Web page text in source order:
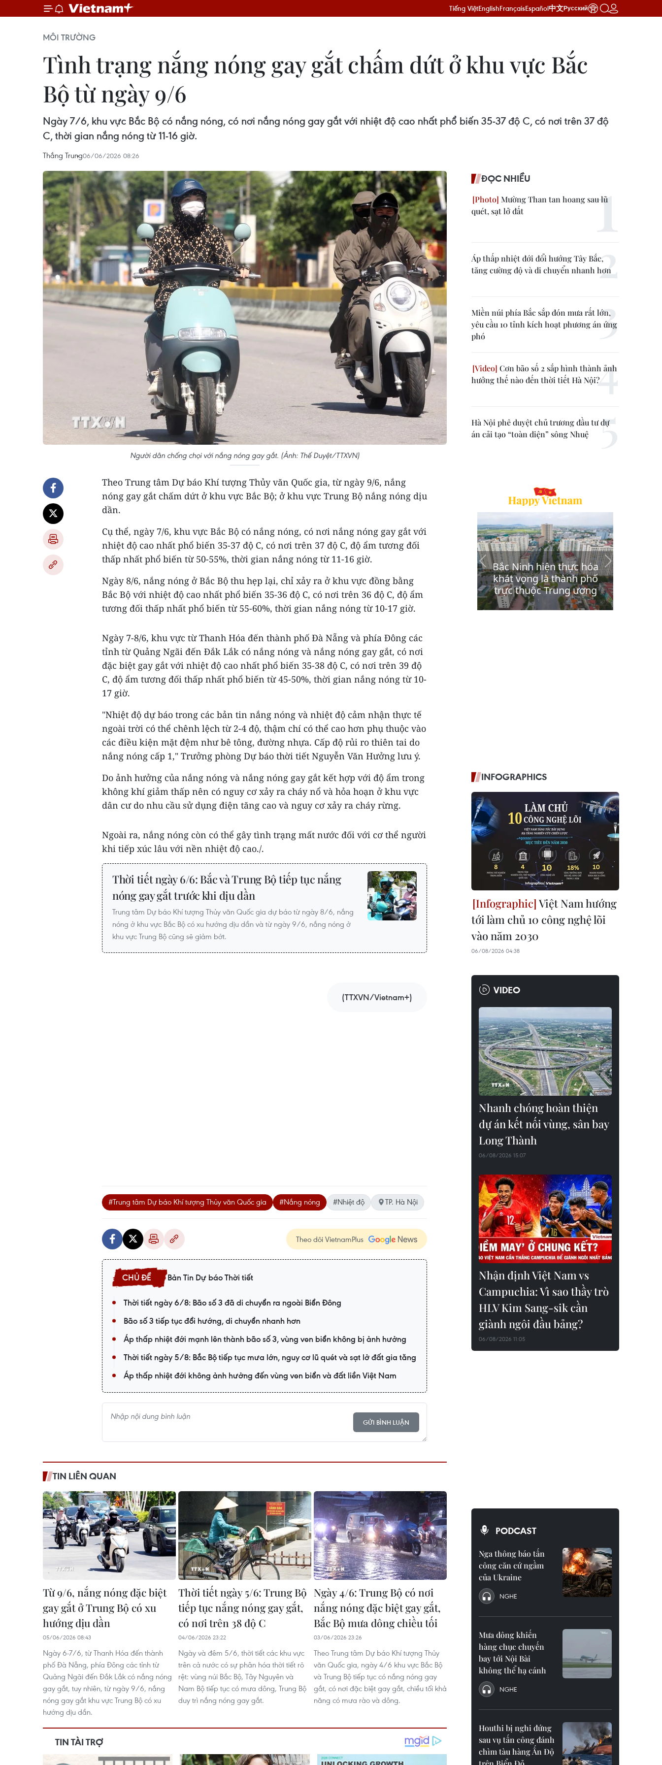
Tiếng ViệtEnglishFrançaisEspañol中文Русский
MÔI TRƯỜNG
Tình trạng nắng nóng gay gắt chấm dứt ở khu vực Bắc
Bộ từ ngày 9/6
Ngày 7/6, khu vực Bắc Bộ có nắng nóng, có nơi nắng nóng gay gắt với nhiệt độ cao nhất phổ biến 35-37 độ C, có nơi trên 37 độ
C, thời gian nắng nóng từ 11-16 giờ.
Thắng Trung06/06/2026 08:26
Người dân chống chọi với nắng nóng gay gắt. (Ảnh: Thế Duyệt/TTXVN)
Theo Trung tâm Dự báo Khí tượng Thủy văn Quốc gia, từ ngày 9/6, nắng
nóng gay gắt chấm dứt ở khu vực Bắc Bộ; ở khu vực Trung Bộ nắng nóng dịu
dần.
Cụ thể, ngày 7/6, khu vực Bắc Bộ có nắng nóng, có nơi nắng nóng gay gắt với
nhiệt độ cao nhất phổ biến 35-37 độ C, có nơi trên 37 độ C, độ ẩm tương đối
thấp nhất phổ biến từ 50-55%, thời gian nắng nóng từ 11-16 giờ.
Ngày 8/6, nắng nóng ở Bắc Bộ thu hẹp lại, chỉ xảy ra ở khu vực đồng bằng
Bắc Bộ với nhiệt độ cao nhất phổ biến 35-36 độ C, có nơi trên 36 độ C, độ ẩm
tương đối thấp nhất phổ biến từ 55-60%, thời gian nắng nóng từ 10-17 giờ.
Ngày 7-8/6, khu vực từ Thanh Hóa đến thành phố Đà Nẵng và phía Đông các
tỉnh từ Quảng Ngãi đến Đắk Lắk có nắng nóng và nắng nóng gay gắt, có nơi
đặc biệt gay gắt với nhiệt độ cao nhất phổ biến 35-38 độ C, có nơi trên 39 độ
C, độ ẩm tương đối thấp nhất phổ biến từ 45-50%, thời gian nắng nóng từ 10-
17 giờ.
"Nhiệt độ dự báo trong các bản tin nắng nóng và nhiệt độ cảm nhận thực tế
ngoài trời có thể chênh lệch từ 2-4 độ, thậm chí có thể cao hơn phụ thuộc vào
các điều kiện mặt đệm như bê tông, đường nhựa. Cấp độ rủi ro thiên tai do
nắng nóng cấp 1," Trưởng phòng Dự báo thời tiết Nguyễn Văn Hưởng lưu ý.
Do ảnh hưởng của nắng nóng và nắng nóng gay gắt kết hợp với độ ẩm trong
không khí giảm thấp nên có nguy cơ xảy ra cháy nổ và hỏa hoạn ở khu vực
dân cư do nhu cầu sử dụng điện tăng cao và nguy cơ xảy ra cháy rừng.
Ngoài ra, nắng nóng còn có thể gây tình trạng mất nước đối với cơ thể người
khi tiếp xúc lâu với nền nhiệt độ cao./.
Thời tiết ngày 6/6: Bắc và Trung Bộ tiếp tục nắng
nóng gay gắt trước khi dịu dần
Trung tâm Dự báo Khí tượng Thủy văn Quốc gia dự báo từ ngày 8/6, nắng
nóng ở khu vực Bắc Bộ có xu hướng dịu dần và từ ngày 9/6, nắng nóng ở
khu vực Trung Bộ cũng sẽ giảm bớt.
(TTXVN/Vietnam+)
#Trung tâm Dự báo Khí tượng Thủy văn Quốc gia #Nắng nóng #Nhiệt độ TP. Hà Nội
Theo dõi VietnamPlus
Bản Tin Dự báo Thời tiết
Thời tiết ngày 6/8: Bão số 3 đã di chuyển ra ngoài Biển Đông
Bão số 3 tiếp tục đổi hướng, di chuyển nhanh hơn
Áp thấp nhiệt đới mạnh lên thành bão số 3, vùng ven biển không bị ảnh hưởng
Thời tiết ngày 5/8: Bắc Bộ tiếp tục mưa lớn, nguy cơ lũ quét và sạt lở đất gia tăng
Áp thấp nhiệt đới không ảnh hưởng đến vùng ven biển và đất liền Việt Nam
GỬI BÌNH LUẬN
TIN LIÊN QUAN
Từ 9/6, nắng nóng đặc biệt
gay gắt ở Trung Bộ có xu
hướng dịu dần
05/06/2026 08:43
Ngày 6-7/6, từ Thanh Hóa đến thành
phố Đà Nẵng, phía Đông các tỉnh từ
Quảng Ngãi đến Đắk Lắk có nắng nóng
gay gắt, tuy nhiên, từ ngày 9/6, nắng
nóng gay gắt khu vực Trung Bộ có xu
hướng dịu dần.
Thời tiết ngày 5/6: Trung Bộ
tiếp tục nắng nóng gay gắt,
có nơi trên 38 độ C
04/06/2026 23:22
Ngày và đêm 5/6, thời tiết các khu vực
trên cả nước có sự phân hóa thời tiết rõ
rệt: vùng núi Bắc Bộ, Tây Nguyên và
Nam Bộ tiếp tục có mưa dông, Trung Bộ
duy trì nắng nóng gay gắt.
Ngày 4/6: Trung Bộ có nơi
nắng nóng đặc biệt gay gắt,
Bắc Bộ mưa dông chiều tối
03/06/2026 23:26
Theo Trung tâm Dự báo Khí tượng Thủy
văn Quốc gia, ngày 4/6 khu vực Bắc Bộ
và Trung Bộ tiếp tục có nắng nóng gay
gắt, có nơi đặc biệt gay gắt, chiều tối khả
năng có mưa rào và dông.
ĐỌC NHIỀU
Mường Than tan hoang sau lũ
quét, sạt lở đất
Áp thấp nhiệt đới đổi hướng Tây Bắc,
tăng cường độ và di chuyển nhanh hơn
Miền núi phía Bắc sắp đón mưa rất lớn,
yêu cầu 10 tỉnh kích hoạt phương án ứng
phó
Cơn bão số 2 sắp hình thành ảnh
hưởng thế nào đến thời tiết Hà Nội?
Hà Nội phê duyệt chủ trương đầu tư dự
án cải tạo “toàn diện” sông Nhuệ
INFOGRAPHICS
Việt Nam hướng
tới làm chủ 10 công nghệ lõi
vào năm 2030
06/08/2026 04:38
VIDEO
Nhanh chóng hoàn thiện
dự án kết nối vùng, sân bay
Long Thành
06/08/2026 15:07
Nhận định Việt Nam vs
Campuchia: Vì sao thầy trò
HLV Kim Sang-sik cần
giành ngôi đầu bảng?
06/08/2026 11:05
PODCAST
Nga thông báo tấn
công căn cứ ngầm
của Ukraine
NGHE
Mưa dông khiến
hàng chục chuyến
bay tới Nội Bài
không thể hạ cánh
NGHE
Houthi bị nghi đứng
sau vụ tấn công đánh
chìm tàu hàng Ấn Độ